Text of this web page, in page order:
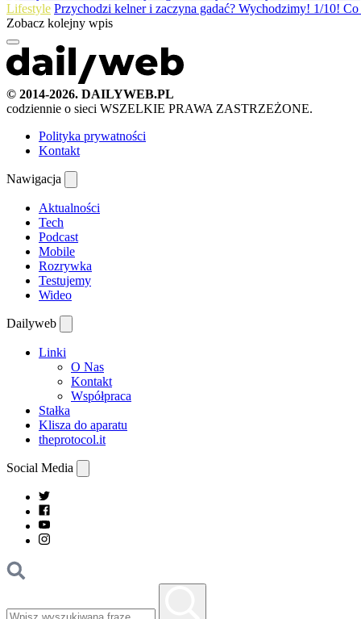
Lifestyle Przychodzi kelner i zaczyna gadać? Wychodzimy! 1/10!
Zobacz kolejny wpis
© 2014-2026. DAILYWEB.PL
codziennie o sieci WSZELKIE PRAWA ZASTRZEŻONE.
Polityka prywatności
Kontakt
Nawigacja
Aktualności
Tech
Podcast
Mobile
Rozrywka
Testujemy
Wideo
Dailyweb
Linki
O Nas
Kontakt
Współpraca
Stałka
Klisza do aparatu
theprotocol.it
Social Media